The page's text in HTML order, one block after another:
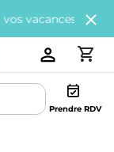
avec200€
Prendre RDV